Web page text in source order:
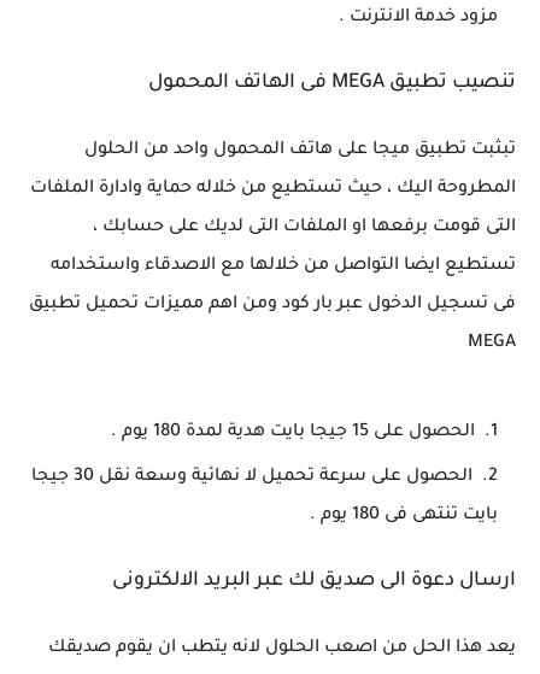
مزود خدمة الانترنت .
تنصيب تطبيق MEGA فى الهاتف المحمول
تبثبت تطبيق ميجا على هاتف المحمول واحد من الحلول
المطروحة اليك ، حيث تستطيع من خلاله حماية وادارة الملفات
التى قومت برفعها او الملفات التى لديك على حسابك ،
تستطيع ايضا التواصل من خلالها مع الاصدقاء واستخدامه
فى تسجيل الدخول عبر بار كود ومن اهم مميزات تحميل تطبيق
MEGA
الحصول على 15 جيجا بايت هدية لمدة 180 يوم .
الحصول على سرعة تحميل لا نهائية وسعة نقل 30 جيجا
بايت تنتهى فى 180 يوم .
ارسال دعوة الى صديق لك عبر البريد الالكترونى
يعد هذا الحل من اصعب الحلول لانه يتطب ان يقوم صديقك